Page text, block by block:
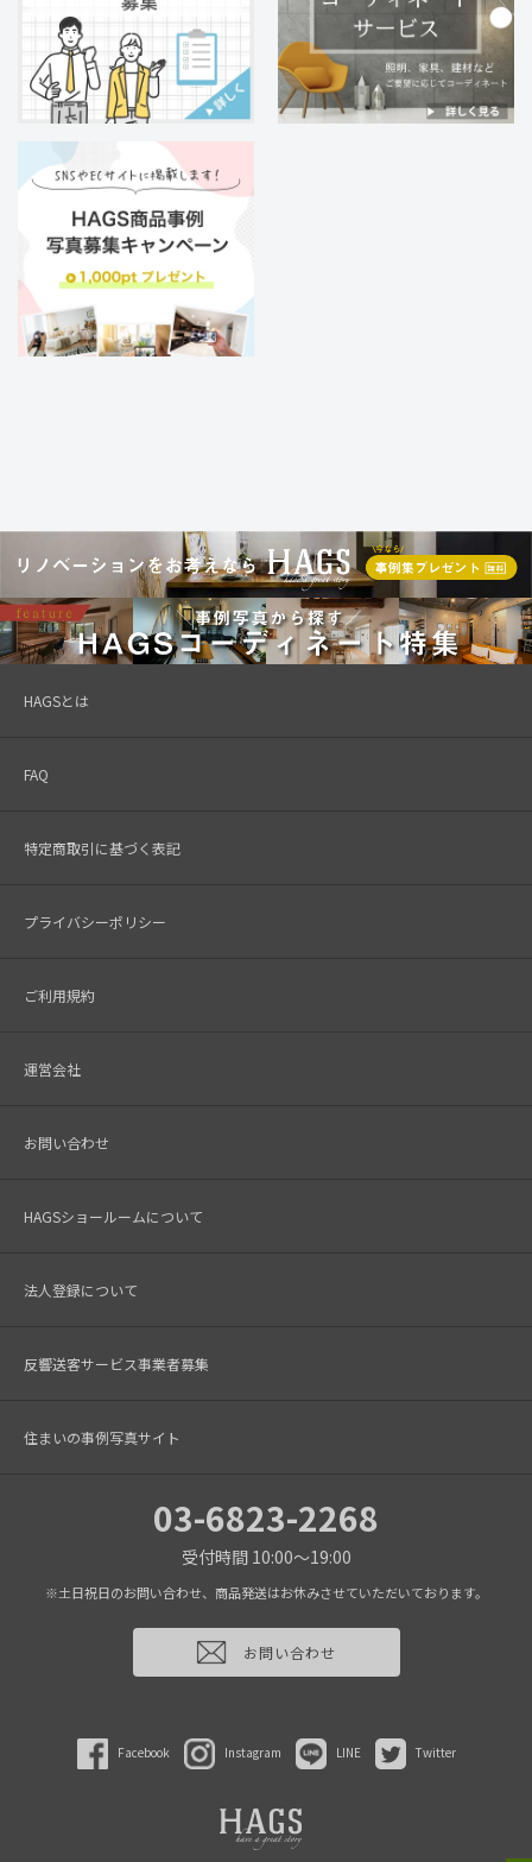
HAGSとは
FAQ
特定商取引に基づく表記
プライバシーポリシー
ご利用規約
運営会社
お問い合わせ
HAGSショールームについて
法人登録について
反響送客サービス事業者募集
住まいの事例写真サイト
03-6823-2268
受付時間 10:00～19:00
※土日祝日のお問い合わせ、商品発送はお休みさせていただいております。
お問い合わせ
Facebook Instagram LINE Twitter